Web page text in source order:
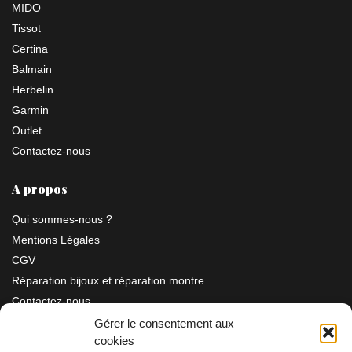
Gérer le consentement aux
cookies
MIDO
Tissot
Certina
Balmain
Herbelin
Garmin
Outlet
Contactez-nous
A propos
Qui sommes-nous ?
Mentions Légales
CGV
Réparation bijoux et réparation montre
Contactez-nous